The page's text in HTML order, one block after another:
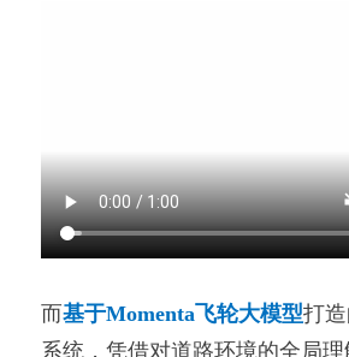
而基于Momenta飞轮大模型打
系统，凭借对道路环境的全局理